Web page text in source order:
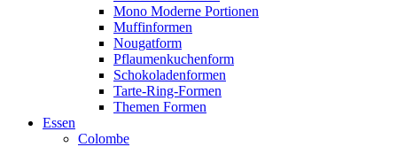
Mono Moderne Portionen
Muffinformen
Nougatform
Pflaumenkuchenform
Schokoladenformen
Tarte-Ring-Formen
Themen Formen
Essen
Colombe